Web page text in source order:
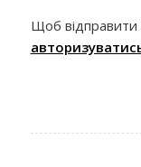
Щоб відправити